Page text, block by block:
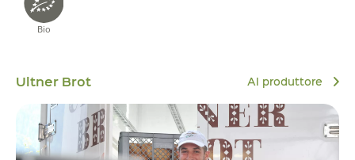
Bio
Ultner Brot Al produttore